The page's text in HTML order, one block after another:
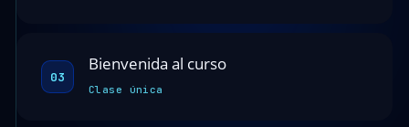
03
Bienvenida al curso
Clase única